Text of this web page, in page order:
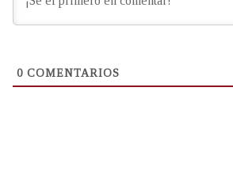
0 COMENTARIOS